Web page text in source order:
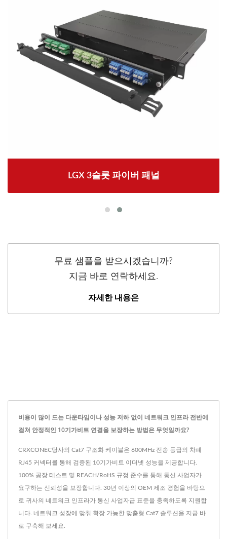
LGX 3슬롯 파이버 패널
무료 샘플을 받으시겠습니까?
지금 바로 연락하세요.
자세한 내용은
비용이 많이 드는 다운타임이나 성능 저하 없이 네트워크 인프라 전반에
걸쳐 안정적인 10기가비트 연결을 보장하는 방법은 무엇일까요?
CRXCONEC당사의 Cat7 구조화 케이블은 600MHz 전송 등급의 차폐
RJ45 커넥터를 통해 검증된 10기가비트 이더넷 성능을 제공합니다.
100% 공장 테스트 및 REACH/RoHS 규정 준수를 통해 통신 사업자가
요구하는 신뢰성을 보장합니다. 30년 이상의 OEM 제조 경험을 바탕으
로 귀사의 네트워크 인프라가 통신 사업자급 표준을 충족하도록 지원합
니다. 네트워크 성장에 맞춰 확장 가능한 맞춤형 Cat7 솔루션을 지금 바
로 구축해 보세요.